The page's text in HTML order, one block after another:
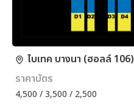
ไบเทค บางนา (ฮอลล์ 106)
ราคาบัตร
4,500 / 3,500 / 2,500